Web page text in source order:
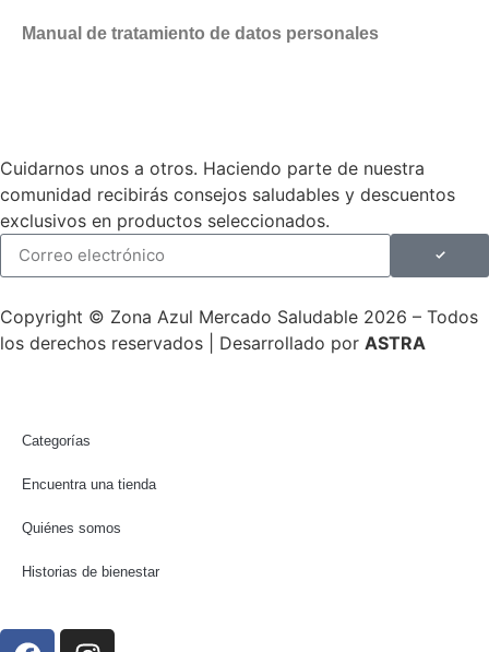
Manual de tratamiento de datos personales
Cuidarnos unos a otros. Haciendo parte de nuestra
comunidad recibirás consejos saludables y descuentos
exclusivos en productos seleccionados.
Copyright © Zona Azul Mercado Saludable 2026 – Todos
los derechos reservados | Desarrollado por ASTRA
Categorías
Encuentra una tienda
Quiénes somos
Historias de bienestar